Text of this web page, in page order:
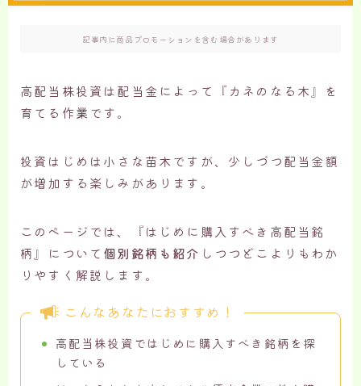
記事内に商品プロモーションを含む場合があります
高配当株投資は配当金によって『カネのなる木』を
育てる作業です。
投資はじめは小さな苗木ですが、少しづつ配当金額
が増加する楽しみがあります。
このページでは、『はじめに購入すべき高配当銘
柄』について 個別銘柄も紹介 しつつどこよりもわか
りやすく解説します。
こんなあなたにおすすめ！
高配当株投資ではじめに購入すべき銘柄を探
している